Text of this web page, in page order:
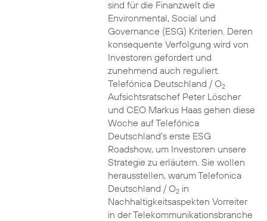
sind für die Finanzwelt die
Environmental, Social und
Governance (ESG) Kriterien. Deren
konsequente Verfolgung wird von
Investoren gefordert und
zunehmend auch reguliert.
Telefónica Deutschland / O2
Aufsichtsratschef Peter Löscher
und CEO Markus Haas gehen diese
Woche auf Telefónica
Deutschland’s erste ESG
Roadshow, um Investoren unsere
Strategie zu erläutern. Sie wollen
herausstellen, warum Telefonica
Deutschland / O2in
Nachhaltigkeitsaspekten Vorreiter
in der Telekommunikationsbranche